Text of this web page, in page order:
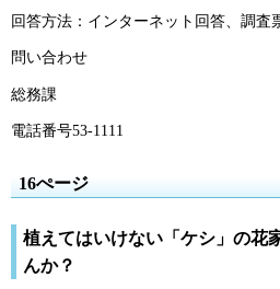
回答方法：インターネット回答、調査
問い合わせ
総務課
電話番号53-1111
16ぺージ
植えてはいけない「ケシ」の花
んか？